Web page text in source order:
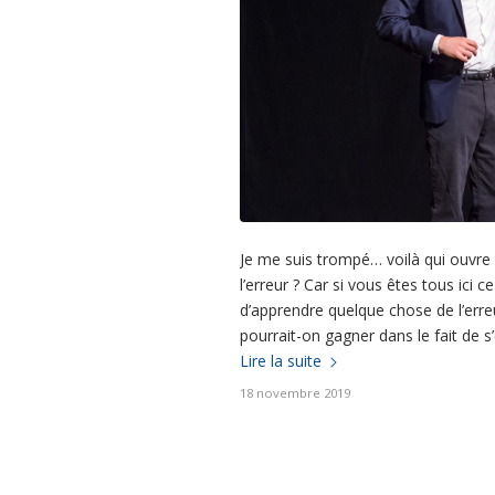
enregistrées à Paris avec François-Xavier Bellamy, puis
débouchent généralement sur un verre partagé autour de la
Je me suis trompé… voilà qui ouvre
l’erreur ? Car si vous êtes tous ici
d’apprendre quelque chose de
pourrait-on gagner dans le fait de
Lire la suite
18 novembre 2019